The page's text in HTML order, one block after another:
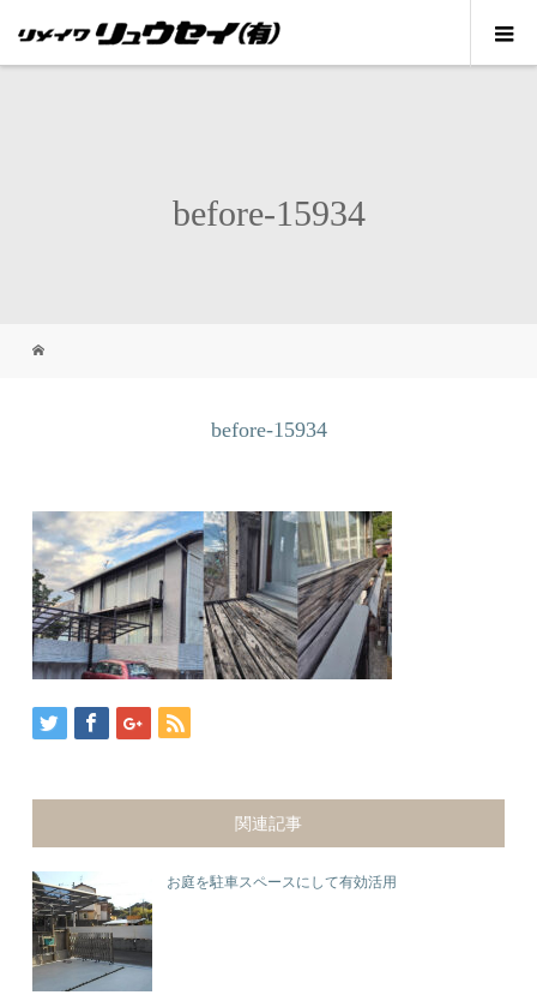
before-15934
before-15934
関連記事
お庭を駐車スペースにして有効活用